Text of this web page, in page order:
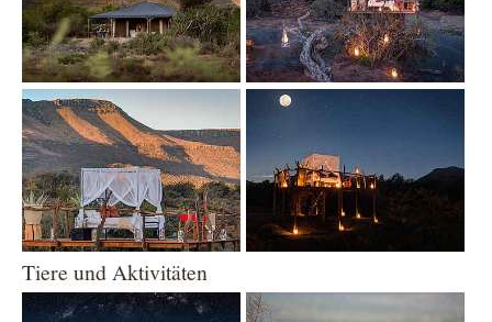
Show larger version Show larger version
Tiere und Aktivitäten
Show larger version Show larger version